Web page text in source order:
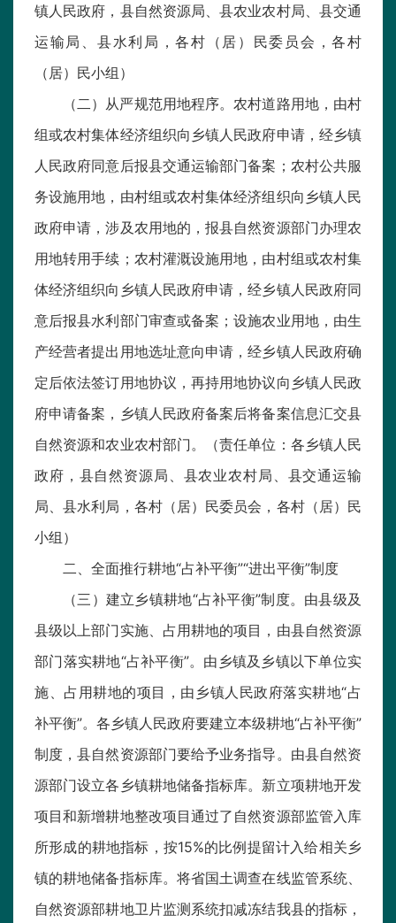
镇人民政府，县自然资源局、县农业农村局、县交通
运输局、县水利局，各村（居）民委员会，各村
（居）民小组）
（二）从严规范用地程序。农村道路用地，由村
组或农村集体经济组织向乡镇人民政府申请，经乡镇
人民政府同意后报县交通运输部门备案；农村公共服
务设施用地，由村组或农村集体经济组织向乡镇人民
政府申请，涉及农用地的，报县自然资源部门办理农
用地转用手续；农村灌溉设施用地，由村组或农村集
体经济组织向乡镇人民政府申请，经乡镇人民政府同
意后报县水利部门审查或备案；设施农业用地，由生
产经营者提出用地选址意向申请，经乡镇人民政府确
定后依法签订用地协议，再持用地协议向乡镇人民政
府申请备案，乡镇人民政府备案后将备案信息汇交县
自然资源和农业农村部门。（责任单位：各乡镇人民
政府，县自然资源局、县农业农村局、县交通运输
局、县水利局，各村（居）民委员会，各村（居）民
小组）
二、全面推行耕地“占补平衡”“进出平衡”制度
（三）建立乡镇耕地“占补平衡”制度。由县级及
县级以上部门实施、占用耕地的项目，由县自然资源
部门落实耕地“占补平衡”。由乡镇及乡镇以下单位实
施、占用耕地的项目，由乡镇人民政府落实耕地“占
补平衡”。各乡镇人民政府要建立本级耕地“占补平衡”
制度，县自然资源部门要给予业务指导。由县自然资
源部门设立各乡镇耕地储备指标库。新立项耕地开发
项目和新增耕地整改项目通过了自然资源部监管入库
所形成的耕地指标，按15%的比例提留计入给相关乡
镇的耕地储备指标库。将省国土调查在线监管系统、
自然资源部耕地卫片监测系统扣减冻结我县的指标，